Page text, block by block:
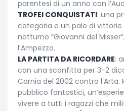
parentesi di un anno con
TROFEI CONQUISTATI: una
categoria e un paio di
notturno “Giovanni del
l’Ampezzo.
LA PARTITA DA RICORDARE:
con una sconfitta per 3-2
Carnia del 2002 contro l’Arta.
pubblico fantastici,
vivere a tutti i ragazzi che